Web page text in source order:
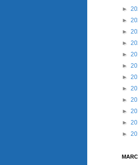
►
►
►
►
►
►
►
►
►
►
►
►